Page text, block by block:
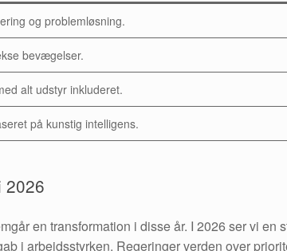
og problemløsning.
bevægelser.
alt udstyr inkluderet.
på kunstig intelligens.
2026
en transformation i disse år. I 2026 ser vi en
i arbejdsstyrken. Regeringer verden over